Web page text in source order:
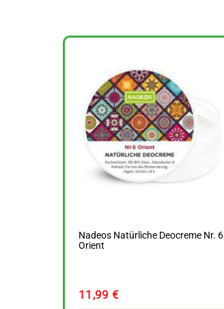
Nadeos Natürliche Deocreme Nr. 6
Orient
11,99€